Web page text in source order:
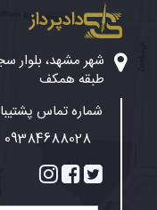
دادپرداز
طبقه همکف
شماره تماس
09384688028